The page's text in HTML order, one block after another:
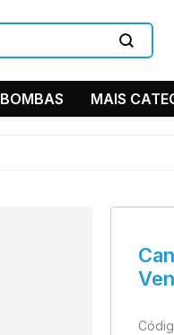
11 98845-5686
11 2361-7545
BOMBAS MAIS
Ventilador de